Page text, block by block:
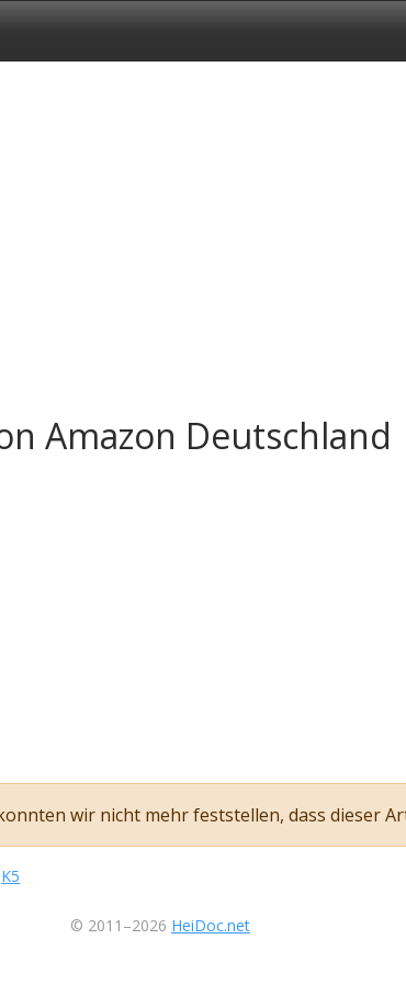
Amazon Deutschland
wir nicht mehr feststellen, dass dieser
© 2011–2026 HeiDoc.net